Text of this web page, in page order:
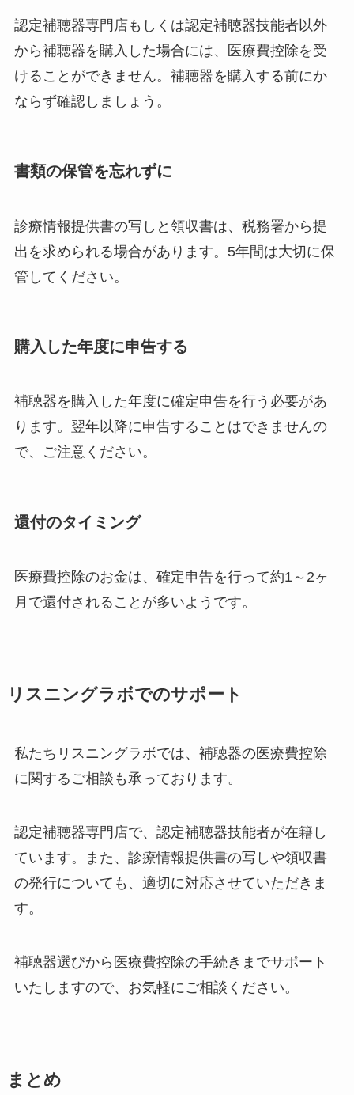
認定補聴器専門店もしくは認定補聴器技能者以外
から補聴器を購入した場合には、医療費控除を受
けることができません。補聴器を購入する前にか
ならず確認しましょう。
書類の保管を忘れずに
診療情報提供書の写しと領収書は、税務署から提
出を求められる場合があります。5年間は大切に保
管してください。
購入した年度に申告する
補聴器を購入した年度に確定申告を行う必要があ
ります。翌年以降に申告することはできませんの
で、ご注意ください。
還付のタイミング
医療費控除のお金は、確定申告を行って約1～2ヶ
月で還付されることが多いようです。
リスニングラボでのサポート
私たちリスニングラボでは、補聴器の医療費控除
に関するご相談も承っております。
認定補聴器専門店で、認定補聴器技能者が在籍し
ています。また、診療情報提供書の写しや領収書
の発行についても、適切に対応させていただきま
す。
補聴器選びから医療費控除の手続きまでサポート
いたしますので、お気軽にご相談ください。
まとめ